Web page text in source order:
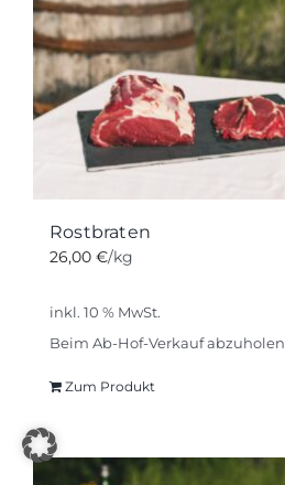
Rostbraten
26,00 €/kg
inkl. 10 % MwSt.
Beim Ab-Hof-Verkauf abzuholen
Zum Produkt